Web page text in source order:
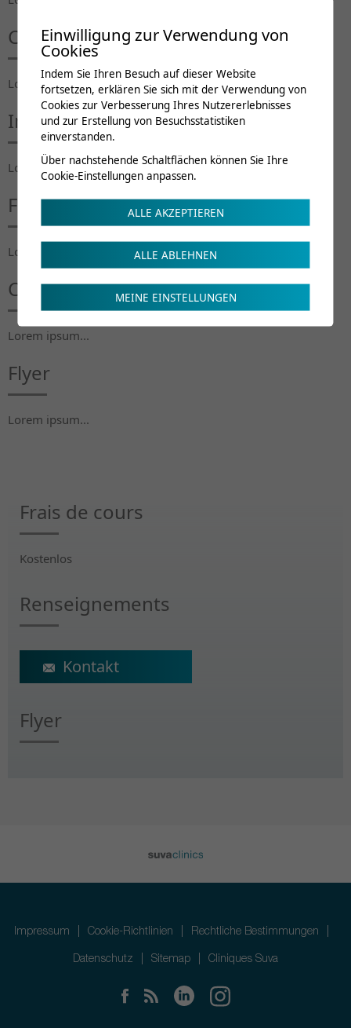
Contenu du cours
Lorem ipsum...
Intervenants
Lorem ipsum...
Frais de cours
Lorem ipsum...
Crédits de formation
Lorem ipsum...
Flyer
Lorem ipsum...
Frais de cours
Kostenlos
Renseignements
ecs@crr-suva.ch
Flyer
Einwilligung zur Verwendung von
Cookies
Indem Sie Ihren Besuch auf dieser Website
fortsetzen, erklären Sie sich mit der Verwendung von
Cookies zur Verbesserung Ihres Nutzererlebnisses
und zur Erstellung von Besuchsstatistiken
einverstanden.
Über nachstehende Schaltflächen können Sie Ihre
Cookie-Einstellungen anpassen.
ALLE AKZEPTIEREN
ALLE ABLEHNEN
MEINE EINSTELLUNGEN
Impressum Cookie-Richtlinien Rechtliche Bestimmungen
Datenschutz Sitemap Cliniques Suva